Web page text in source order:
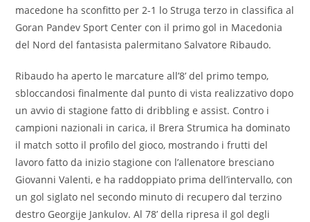
macedone ha sconfitto per 2-1 lo Struga terzo in classifica al
Goran Pandev Sport Center con il primo gol in Macedonia
del Nord del fantasista palermitano Salvatore Ribaudo.
Ribaudo ha aperto le marcature all’8’ del primo tempo,
sbloccandosi finalmente dal punto di vista realizzativo dopo
un avvio di stagione fatto di dribbling e assist. Contro i
campioni nazionali in carica, il Brera Strumica ha dominato
il match sotto il profilo del gioco, mostrando i frutti del
lavoro fatto da inizio stagione con l’allenatore bresciano
Giovanni Valenti, e ha raddoppiato prima dell’intervallo, con
un gol siglato nel secondo minuto di recupero dal terzino
destro Georgije Jankulov. Al 78’ della ripresa il gol degli